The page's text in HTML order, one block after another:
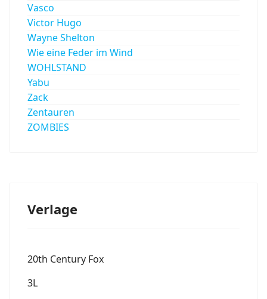
Vasco
Victor Hugo
Wayne Shelton
Wie eine Feder im Wind
WOHLSTAND
Yabu
Zack
Zentauren
ZOMBIES
Verlage
20th Century Fox
3L